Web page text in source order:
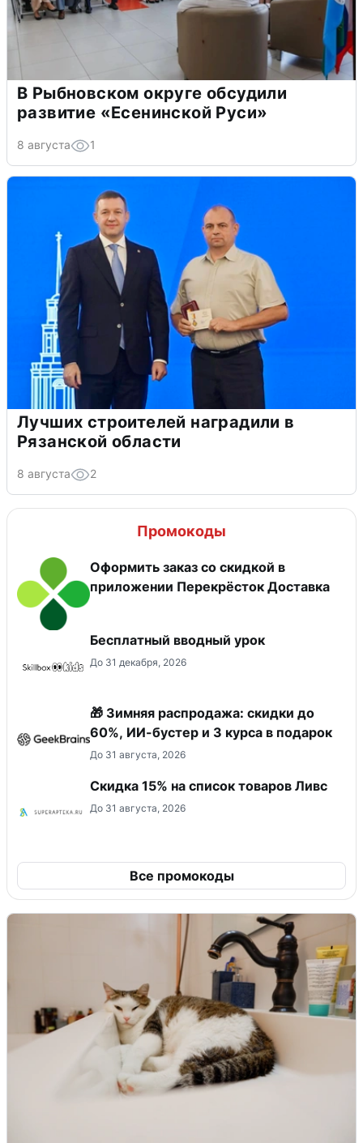
В Рыбновском округе обсудили
развитие «Есенинской Руси»
8 августа 1
Лучших строителей наградили в
Рязанской области
8 августа 2
Промокоды
Оформить заказ со скидкой в
приложении Перекрёсток Доставка
Бесплатный вводный урок
До 31 декабря, 2026
🎁 Зимняя распродажа: скидки до
60%, ИИ-бустер и 3 курса в подарок
До 31 августа, 2026
Скидка 15% на список товаров Ливс
До 31 августа, 2026
Все промокоды